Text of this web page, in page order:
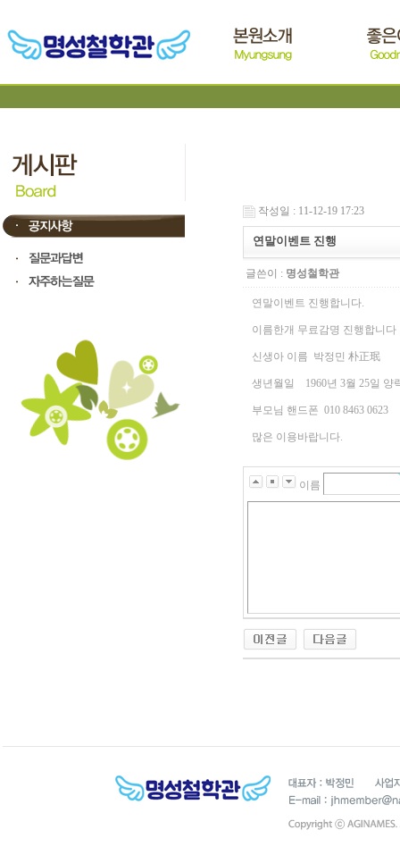
작성일 : 11-12-19 17:23
연말이벤트 진행
글쓴이 : 명성철학관
연말이벤트 진행합니다.
이름한개 무료감명 진행합니다
신생아 이름 박정민 朴正珉
생년월일 1960년 3월 25일 양
부모님 핸드폰 010 8463 0623
많은 이용바랍니다.
이름